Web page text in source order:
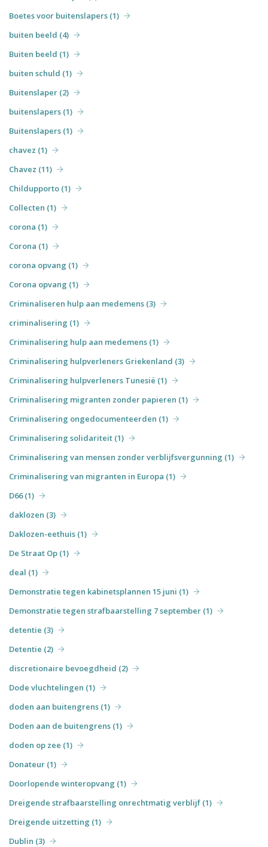
Boetes voor buitenslapers (1)
buiten beeld (4)
Buiten beeld (1)
buiten schuld (1)
Buitenslaper (2)
buitenslapers (1)
Buitenslapers (1)
chavez (1)
Chavez (11)
Childupporto (1)
Collecten (1)
corona (1)
Corona (1)
corona opvang (1)
Corona opvang (1)
Criminaliseren hulp aan medemens (3)
criminalisering (1)
Criminalisering hulp aan medemens (1)
Criminalisering hulpverleners Griekenland (3)
Criminalisering hulpverleners Tunesië (1)
Criminalisering migranten zonder papieren (1)
Criminalisering ongedocumenteerden (1)
Criminalisering solidariteit (1)
Criminalisering van mensen zonder verblijfsvergunning (1)
Criminalisering van migranten in Europa (1)
D66 (1)
daklozen (3)
Daklozen-eethuis (1)
De Straat Op (1)
deal (1)
Demonstratie tegen kabinetsplannen 15 juni (1)
Demonstratie tegen strafbaarstelling 7 september (1)
detentie (3)
Detentie (2)
discretionaire bevoegdheid (2)
Dode vluchtelingen (1)
doden aan buitengrens (1)
Doden aan de buitengrens (1)
doden op zee (1)
Donateur (1)
Doorlopende winteropvang (1)
Dreigende strafbaarstelling onrechtmatig verblijf (1)
Dreigende uitzetting (1)
Dublin (3)